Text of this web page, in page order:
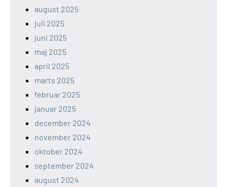
august 2025
juli 2025
juni 2025
maj 2025
april 2025
marts 2025
februar 2025
januar 2025
december 2024
november 2024
oktober 2024
september 2024
august 2024